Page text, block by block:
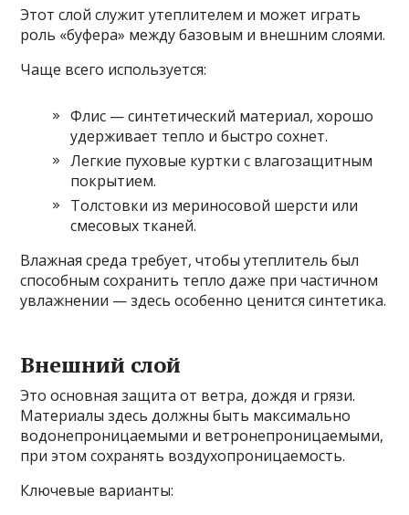
Этот слой служит утеплителем и может играть
роль «буфера» между базовым и внешним слоями.
Чаще всего используется:
Флис — синтетический материал, хорошо
удерживает тепло и быстро сохнет.
Легкие пуховые куртки с влагозащитным
покрытием.
Толстовки из мериносовой шерсти или
смесовых тканей.
Влажная среда требует, чтобы утеплитель был
способным сохранить тепло даже при частичном
увлажнении — здесь особенно ценится синтетика.
Внешний слой
Это основная защита от ветра, дождя и грязи.
Материалы здесь должны быть максимально
водонепроницаемыми и ветронепроницаемыми,
при этом сохранять воздухопроницаемость.
Ключевые варианты: